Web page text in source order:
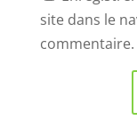
site dans le
commentaire.